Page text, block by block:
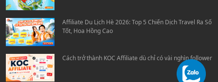
Affiliate Du Lịch Hè 2026: Top 5 Chiến Dịch Travel Ra Số
Tốt, Hoa Hồng Cao
Cách trở thành KOC Affiliate dù chỉ có vài nghìn follower